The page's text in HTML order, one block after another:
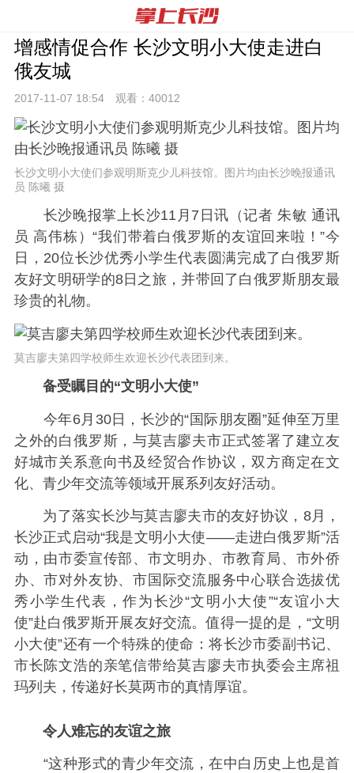
增感情促合作 长沙文明小大使走进白
俄友城
2017-11-07 18:54 观看： 40012
长沙文明小大使们参观明斯克少儿科技馆。图片均由长沙晚报通讯
员 陈曦 摄
长沙晚报掌上长沙11月7日讯（记者 朱敏 通讯
员 高伟栋）“我们带着白俄罗斯的友谊回来啦！”今
日，20位长沙优秀小学生代表圆满完成了白俄罗斯
友好文明研学的8日之旅，并带回了白俄罗斯朋友最
珍贵的礼物。
莫吉廖夫第四学校师生欢迎长沙代表团到来。
备受瞩目的“文明小大使”
今年6月30日，长沙的“国际朋友圈”延伸至万里
之外的白俄罗斯，与莫吉廖夫市正式签署了建立友
好城市关系意向书及经贸合作协议，双方商定在文
化、青少年交流等领域开展系列友好活动。
为了落实长沙与莫吉廖夫市的友好协议，8月，
长沙正式启动“我是文明小大使——走进白俄罗斯”活
动，由市委宣传部、市文明办、市教育局、市外侨
办、市对外友协、市国际交流服务中心联合选拔优
秀小学生代表，作为长沙“文明小大使”“友谊小大
使”赴白俄罗斯开展友好交流。值得一提的是，“文明
小大使”还有一个特殊的使命：将长沙市委副书记、
市长陈文浩的亲笔信带给莫吉廖夫市执委会主席祖
玛列夫，传递好长莫两市的真情厚谊。
令人难忘的友谊之旅
“这种形式的青少年交流，在中白历史上也是首